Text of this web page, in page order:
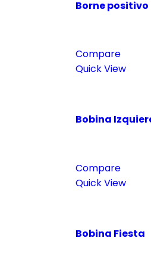
Borne
Compare
Quick View
Bobina
Compare
Quick View
Bobina Fiesta